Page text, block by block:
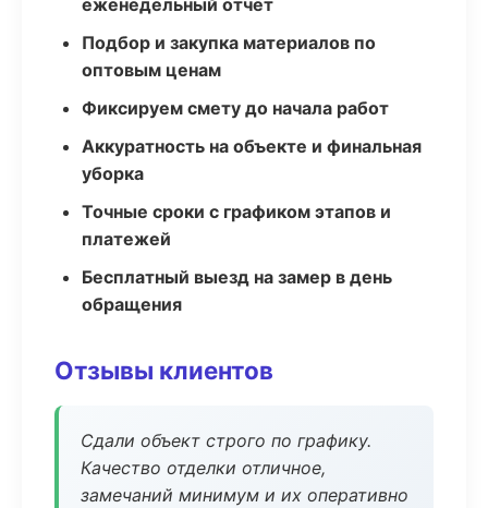
еженедельный отчёт
Подбор и закупка материалов по
оптовым ценам
Фиксируем смету до начала работ
Аккуратность на объекте и финальная
уборка
Точные сроки с графиком этапов и
платежей
Бесплатный выезд на замер в день
обращения
Отзывы клиентов
Сдали объект строго по графику.
Качество отделки отличное,
замечаний минимум и их оперативно